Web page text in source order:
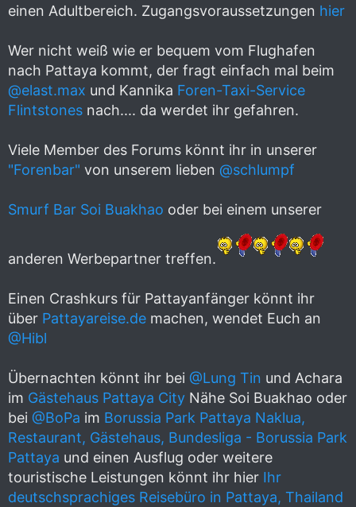
einen Adultbereich. Zugangsvoraussetzungen hier
Wer nicht weiß wie er bequem vom Flughafen
nach Pattaya kommt, der fragt einfach mal beim
@elast.max und Kannika Foren-Taxi-Service
Flintstones nach.... da werdet ihr gefahren.
Viele Member des Forums könnt ihr in unserer
"Forenbar" von unserem lieben @schlumpf
Smurf Bar Soi Buakhao oder bei einem unserer
anderen Werbepartner treffen.
Einen Crashkurs für Pattayanfänger könnt ihr
über Pattayareise.de machen, wendet Euch an
@Hibl
Übernachten könnt ihr bei @Lung Tin und Achara
im Gästehaus Pattaya City Nähe Soi Buakhao oder
bei @BoPa im Borussia Park Pattaya Naklua,
Restaurant, Gästehaus, Bundesliga - Borussia Park
Pattaya und einen Ausflug oder weitere
touristische Leistungen könnt ihr hier Ihr
deutschsprachiges Reisebüro in Pattaya, Thailand